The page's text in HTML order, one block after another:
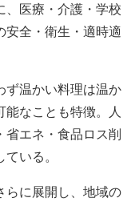
医療・介護・学校
安全・衛生・適時適
温かい料理は温か
能なことも特徴。人
エネ・食品ロス削
いる。
に展開し、地域の